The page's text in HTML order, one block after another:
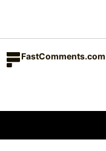
FastComments.com